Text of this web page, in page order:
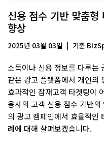
신용 점수 기반 맞춤형
향상
2025년 03월 03일 기준
소득이나 신용 정보를 다루
같은 광고 플랫폼에서 개인의
효과적인 잠재고객 타겟팅이
융사의 고객 신용 점수 기반
의 광고 캠페인에서 효율적인
례에 대해 살펴보겠습니다.